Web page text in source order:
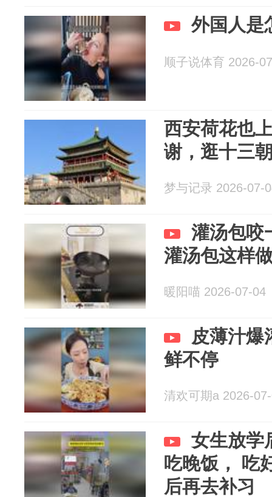
外国人是
顺子说体育 2026-
西安荷花也
谢，逛十三
梦与记录 2026-07-
灌汤包咬
灌汤包这样
暖阳喵 2026-07-04
皮薄汁爆
鲜不停
清欢可期a 2026-
女生放学
吃晚饭， 吃
后再去补习